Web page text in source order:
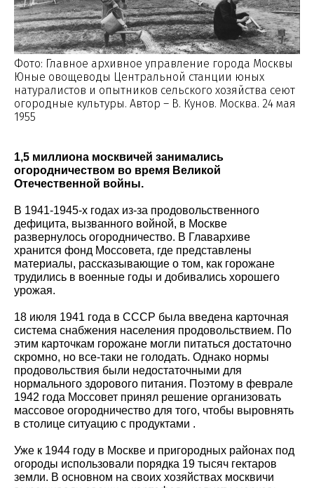
Фото: Главное архивное управление города Москвы
Юные овощеводы Центральной станции юных
натуралистов и опытников сельского хозяйства сеют
огородные культуры. Автор – В. Кунов. Москва. 24 мая
1955
1,5 миллиона москвичей занимались
огородничеством во время Великой
Отечественной войны.
В 1941-1945-х годах из-за продовольственного
дефицита, вызванного войной, в Москве
развернулось огородничество. В Главархиве
хранится фонд Моссовета, где представлены
материалы, рассказывающие о том, как горожане
трудились в военные годы и добивались хорошего
урожая.
18 июля 1941 года в СССР была введена карточная
система снабжения населения продовольствием. По
этим карточкам горожане могли питаться достаточно
скромно, но все-таки не голодать. Однако нормы
продовольствия были недостаточными для
нормального здорового питания. Поэтому в феврале
1942 года Моссовет принял решение организовать
массовое огородничество для того, чтобы выровнять
в столице ситуацию с продуктами .
Уже к 1944 году в Москве и пригородных районах под
огороды использовали порядка 19 тысяч гектаров
земли. В основном на своих хозяйствах москвичи